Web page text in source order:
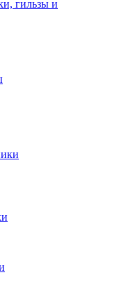
гильзы и